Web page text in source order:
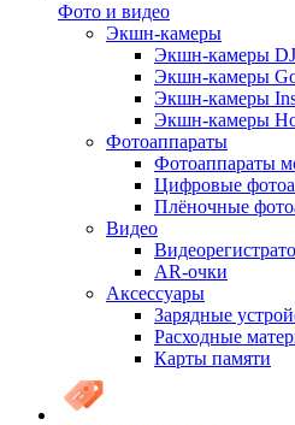
Фото и видео
Экшн-камеры
Экшн-камеры
Экшн-камеры
Экшн-камеры
Экшн-камеры
Фотоаппараты
Фотоаппараты
Цифровые
Плёночные
Видео
AR-очки
Аксессуары
Зарядные
Расходные
Карты памяти